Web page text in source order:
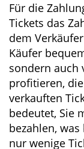
Für die
Tickets das
dem
Käufer
sondern auch
profitieren,
verkauften
bedeutet, Sie
bezahlen,
nur wenige